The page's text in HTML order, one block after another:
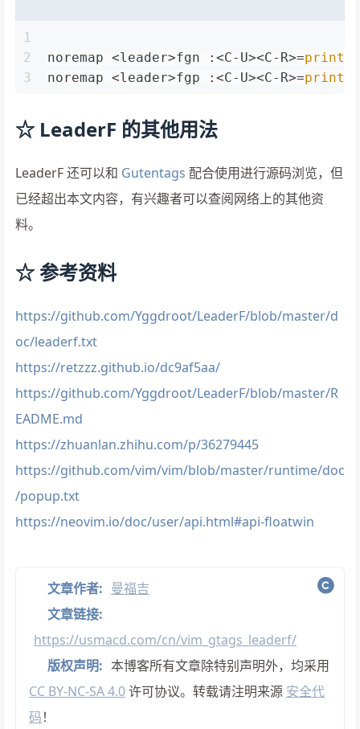
1
2
3
noremap <leader>fgn :<C-U><C-R>=printf
noremap <leader>fgp :<C-U><C-R>=printf
☆ LeaderF 的其他用法
LeaderF 还可以和 Gutentags 配合使用进行源码浏览，但
已经超出本文内容，有兴趣者可以查阅网络上的其他资
料。
☆ 参考资料
https://github.com/Yggdroot/LeaderF/blob/master/d
oc/leaderf.txt
https://retzzz.github.io/dc9af5aa/
https://github.com/Yggdroot/LeaderF/blob/master/R
EADME.md
https://zhuanlan.zhihu.com/p/36279445
https://github.com/vim/vim/blob/master/runtime/doc
/popup.txt
https://neovim.io/doc/user/api.html#api-floatwin
文章作者: 曼福吉
文章链接:
https://usmacd.com/cn/vim_gtags_leaderf/
版权声明: 本博客所有文章除特别声明外，均采用
CC BY-NC-SA 4.0许可协议。转载请注明来源 安全代
码！